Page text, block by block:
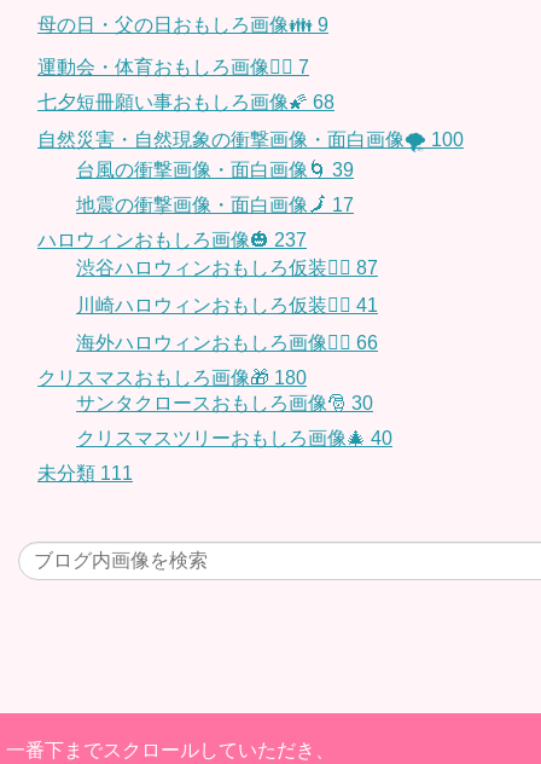
母の日・父の日おもしろ画像👪 9
運動会・体育おもしろ画像🤸‍♂️ 7
七夕短冊願い事おもしろ画像🌠 68
自然災害・自然現象の衝撃画像・面白画像🌪 100
台風の衝撃画像・面白画像🌀 39
地震の衝撃画像・面白画像🗾 17
ハロウィンおもしろ画像🎃 237
渋谷ハロウィンおもしろ仮装👯‍♂️ 87
川崎ハロウィンおもしろ仮装🧞‍♀️ 41
海外ハロウィンおもしろ画像🧛‍♂️ 66
クリスマスおもしろ画像🎁 180
サンタクロースおもしろ画像🎅 30
クリスマスツリーおもしろ画像🎄 40
未分類 111
一番下までスクロールしていただき、